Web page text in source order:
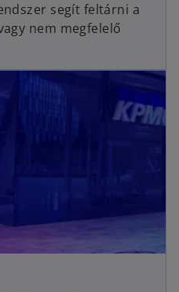
segít feltárni a
nem megfelelő